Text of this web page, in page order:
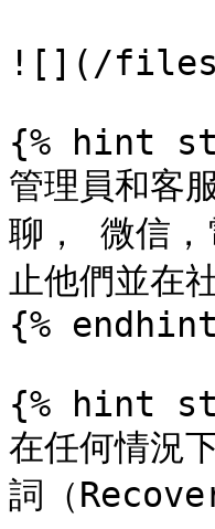
![](/files/-
{% hint
管理員和客
聊， 微信，
止他們並在
{%
{% hint
在任何情況
詞（